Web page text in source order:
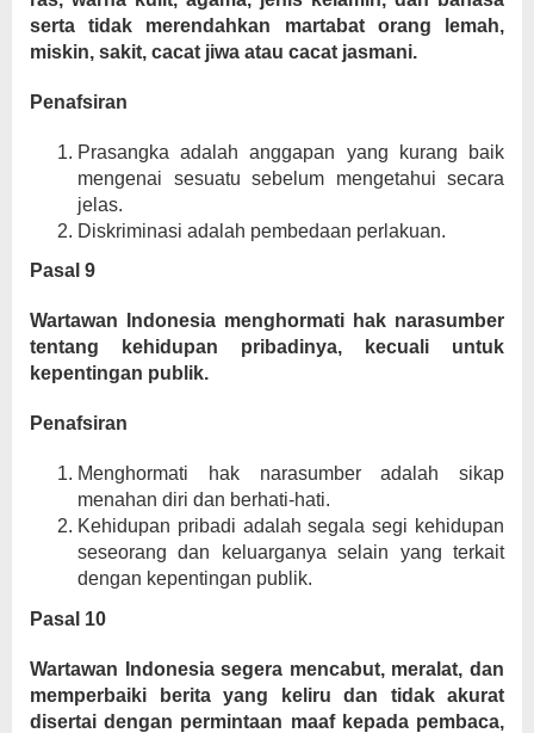
serta tidak merendahkan martabat orang lemah,
miskin, sakit, cacat jiwa atau cacat jasmani.
Penafsiran
Prasangka adalah anggapan yang kurang baik
mengenai sesuatu sebelum mengetahui secara
jelas.
Diskriminasi adalah pembedaan perlakuan.
Pasal 9
Wartawan Indonesia menghormati hak narasumber
tentang kehidupan pribadinya, kecuali untuk
kepentingan publik.
Penafsiran
Menghormati hak narasumber adalah sikap
menahan diri dan berhati-hati.
Kehidupan pribadi adalah segala segi kehidupan
seseorang dan keluarganya selain yang terkait
dengan kepentingan publik.
Pasal 10
Wartawan Indonesia segera mencabut, meralat, dan
memperbaiki berita yang keliru dan tidak akurat
disertai dengan permintaan maaf kepada pembaca,